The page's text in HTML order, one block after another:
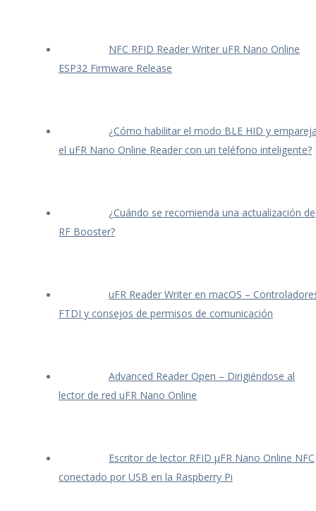
NFC RFID Reader Writer uFR Nano Online
ESP32 Firmware Release
¿Cómo habilitar el modo BLE HID y
el uFR Nano Online Reader con un teléfono inteligente?
¿Cuándo se recomienda una actualización de
RF Booster?
uFR Reader Writer en macOS –
FTDI y consejos de permisos de comunicación
Advanced Reader Open – Dirigiéndose al
lector de red uFR Nano Online
Escritor de lector RFID μFR Nano Online NFC
conectado por USB en la Raspberry Pi